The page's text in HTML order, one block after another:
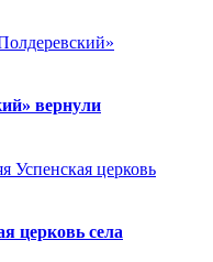
вернули
церковь села